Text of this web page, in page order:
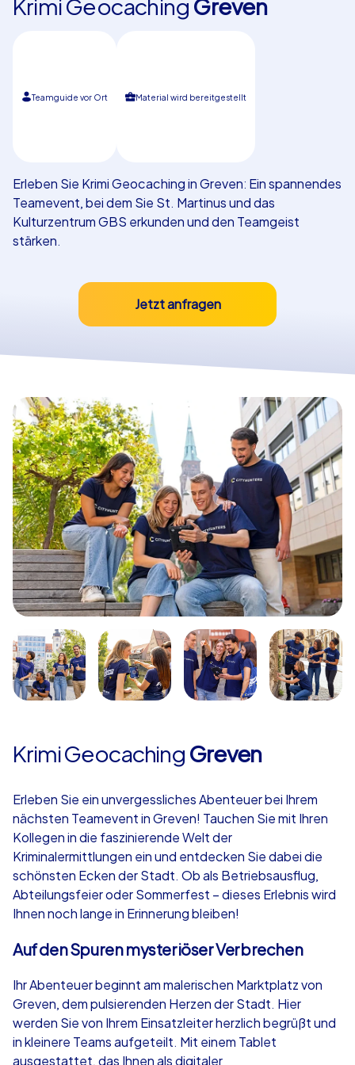
Krimi Geocaching Greven
Teamguide vor Ort Material wird bereitgestellt
Erleben Sie Krimi Geocaching in Greven: Ein spannendes
Teamevent, bei dem Sie St. Martinus und das
Kulturzentrum GBS erkunden und den Teamgeist
stärken.
Jetzt anfragen
Krimi Geocaching Greven
Erleben Sie ein unvergessliches Abenteuer bei Ihrem
nächsten Teamevent in Greven! Tauchen Sie mit Ihren
Kollegen in die faszinierende Welt der
Kriminalermittlungen ein und entdecken Sie dabei die
schönsten Ecken der Stadt. Ob als Betriebsausflug,
Abteilungsfeier oder Sommerfest – dieses Erlebnis wird
Ihnen noch lange in Erinnerung bleiben!
Auf den Spuren mysteriöser Verbrechen
Ihr Abenteuer beginnt am malerischen Marktplatz von
Greven, dem pulsierenden Herzen der Stadt. Hier
werden Sie von Ihrem Einsatzleiter herzlich begrüßt und
in kleinere Teams aufgeteilt. Mit einem Tablet
ausgestattet, das Ihnen als digitaler